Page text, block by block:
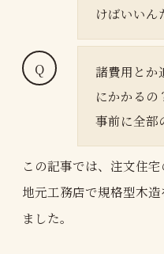
けばいいん
諸費用とか
にかかるの
事前に全部
この記事では、注文住
地元工務店で規格型木
ました。